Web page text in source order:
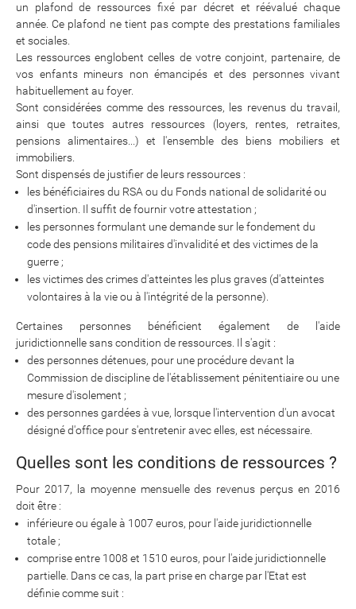
un plafond de ressources fixé par décret et réévalué chaque
année. Ce plafond ne tient pas compte des prestations familiales
et sociales.
Les ressources englobent celles de votre conjoint, partenaire, de
vos enfants mineurs non émancipés et des personnes vivant
habituellement au foyer.
Sont considérées comme des ressources, les revenus du travail,
ainsi que toutes autres ressources (loyers, rentes, retraites,
pensions alimentaires...) et l'ensemble des biens mobiliers et
immobiliers.
Sont dispensés de justifier de leurs ressources :
les bénéficiaires du RSA ou du Fonds national de solidarité ou
d'insertion. Il suffit de fournir votre attestation ;
les personnes formulant une demande sur le fondement du
code des pensions militaires d'invalidité et des victimes de la
guerre ;
les victimes des crimes d'atteintes les plus graves (d'atteintes
volontaires à la vie ou à l'intégrité de la personne).
Certaines personnes bénéficient également de l'aide
juridictionnelle sans condition de ressources. Il s'agit :
des personnes détenues, pour une procédure devant la
Commission de discipline de l'établissement pénitentiaire ou une
mesure d'isolement ;
des personnes gardées à vue, lorsque l'intervention d'un avocat
désigné d'office pour s'entretenir avec elles, est nécessaire.
Quelles sont les conditions de ressources ?
Pour 2017, la moyenne mensuelle des revenus perçus en 2016
doit être :
inférieure ou égale à 1007 euros, pour l'aide juridictionnelle
totale ;
comprise entre 1008 et 1510 euros, pour l'aide juridictionnelle
partielle. Dans ce cas, la part prise en charge par l'Etat est
définie comme suit :